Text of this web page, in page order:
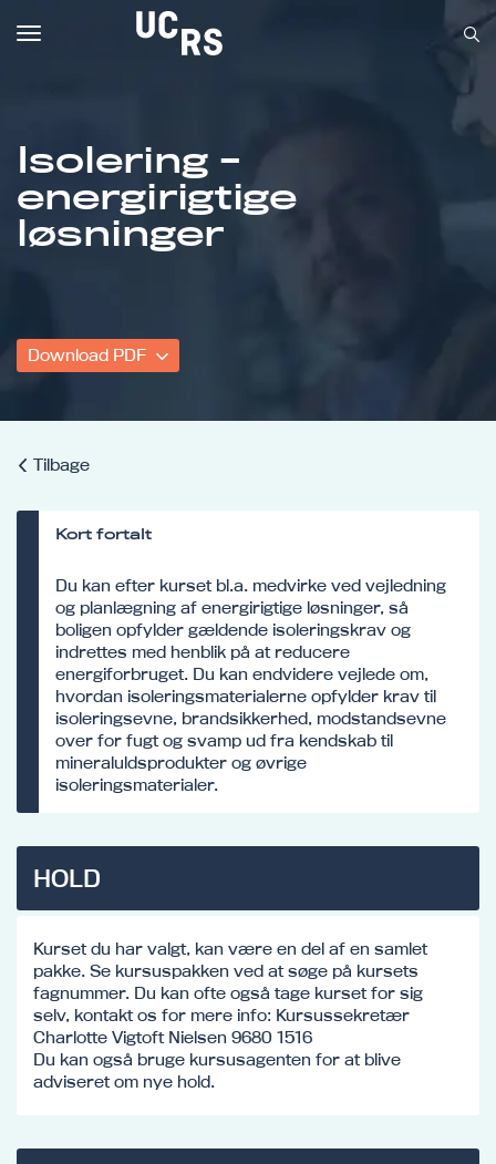
Om UCRS
Bliv faglært
Isolering -
energirigtige
løsninger
Download PDF
Tilbage
Kort fortalt
Du kan efter kurset bl.a. medvirke ved vejledning
og planlægning af energirigtige løsninger, så
boligen opfylder gældende isoleringskrav og
indrettes med henblik på at reducere
energiforbruget. Du kan endvidere vejlede om,
hvordan isoleringsmaterialerne opfylder krav til
isoleringsevne, brandsikkerhed, modstandsevne
over for fugt og svamp ud fra kendskab til
mineraluldsprodukter og øvrige
isoleringsmaterialer.
HOLD
Kurset du har valgt, kan være en del af en samlet
pakke. Se kursuspakken ved at søge på kursets
fagnummer. Du kan ofte også tage kurset for sig
selv, kontakt os for mere info: Kursussekretær
Charlotte Vigtoft Nielsen 9680 1516
Du kan også bruge kursusagenten for at blive
adviseret om nye hold.